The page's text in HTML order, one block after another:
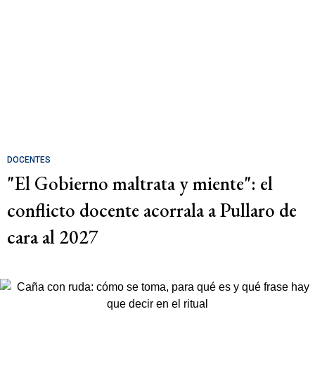
DOCENTES
"El Gobierno maltrata y miente": el
conflicto docente acorrala a Pullaro de
cara al 2027